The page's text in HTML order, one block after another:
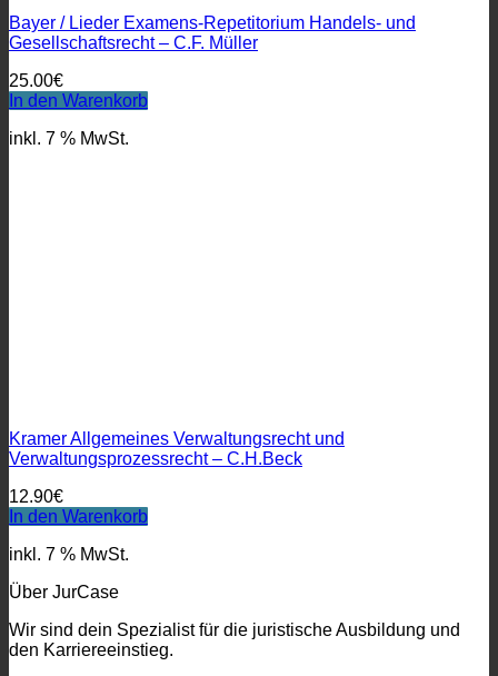
Bayer / Lieder Examens-Repetitorium Handels- und
Gesellschaftsrecht – C.F. Müller
25.00€
In den Warenkorb
inkl. 7 % MwSt.
Kramer Allgemeines Verwaltungsrecht und
Verwaltungsprozessrecht – C.H.Beck
12.90€
In den Warenkorb
inkl. 7 % MwSt.
Über JurCase
Wir sind dein Spezialist für die juristische Ausbildung und
den Karriereeinstieg.